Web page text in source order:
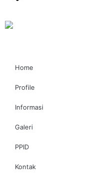
Home
Profile
Informasi
Galeri
PPID
Kontak